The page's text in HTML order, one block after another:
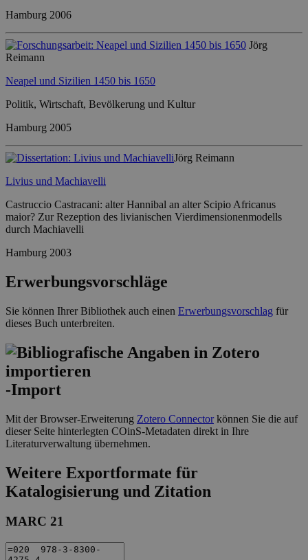
Hamburg 2006
Jörg
Reimann
Neapel und Sizilien 1450 bis 1650
Politik, Wirtschaft, Bevölkerung und Kultur
Hamburg 2005
Jörg Reimann
Livius und Machiavelli
Castruccio Castracani: alter Hannibal an alter Scipio Africanus
maior? Zur Rezeption des livianischen Vierdimensionenmodells
durch Machiavelli
Hamburg 2003
Erwerbungsvorschläge
Sie können Ihrer Bibliothek auch einen Erwerbungsvorschlag für
dieses Buch unterbreiten.
-Import
Mit der Browser-Erweiterung Zotero Connectorkönnen Sie die auf
dieser Seite hinterlegten COinS-Metadaten direkt in Ihre
Literaturverwaltung übernehmen.
Weitere Exportformate für
Katalogisierung und Zitation
MARC 21